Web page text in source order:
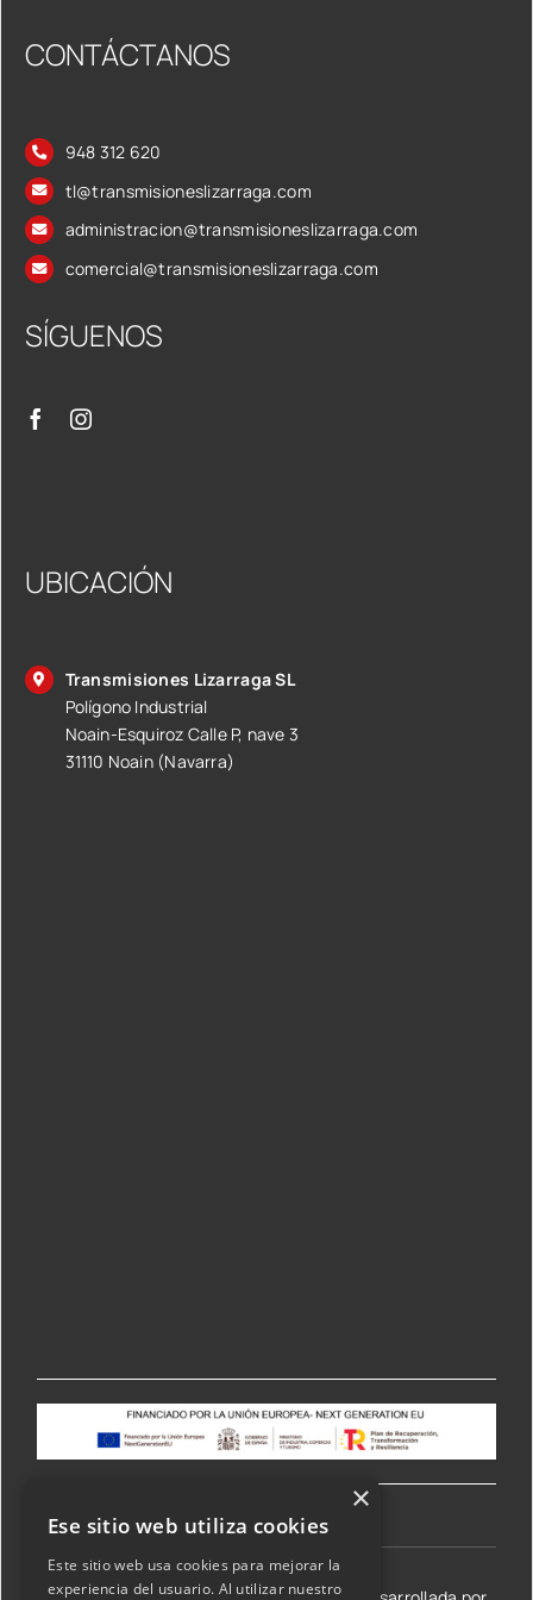
CONTÁCTANOS
948 312 620
tl@transmisioneslizarraga.com
administracion@transmisioneslizarraga.com
comercial@transmisioneslizarraga.com
SÍGUENOS
UBICACIÓN
Transmisiones Lizarraga SL
Polígono Industrial
Noain-Esquiroz Calle P, nave 3
31110 Noain (Navarra)
×
Ese sitio web utiliza cookies
Este sitio web usa cookies para mejorar la
experiencia del usuario. Al utilizar nuestro